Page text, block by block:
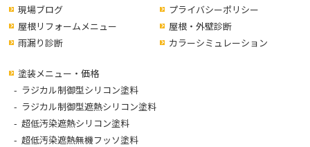
現場ブログ
プライバシーポリシー
屋根リフォームメニュー
雨漏り診断
屋根・外壁診断
カラーシミュレーション
塗装メニュー・価格
ラジカル制御型シリコン塗料
ラジカル制御型遮熱シリコン塗料
超低汚染遮熱シリコン塗料
超低汚染遮熱無機フッソ塗料